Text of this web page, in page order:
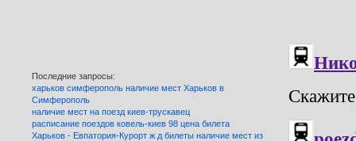
Последние запросы:
харьков симферополь наличие мест Харьков в
Симферополь
наличие мест на поезд киев-трускавец
расписание поездов ковель-киев 98 цена билета
Харьков - Евпатория-Курорт ж д билеты наличие мест из